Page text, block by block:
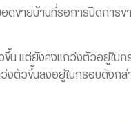
ดขายบ้านที่รอการปิดการข
น แต่ยังคงแกว่งตัวอยู่ในก
งตัวขึ้นลงอยู่ในกรอบดังก